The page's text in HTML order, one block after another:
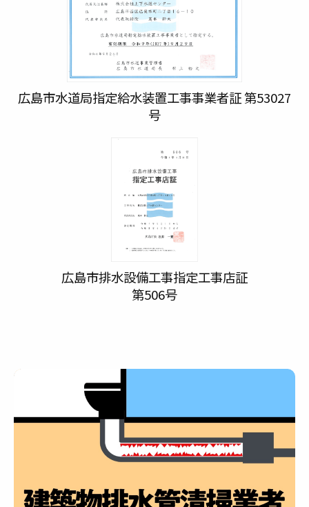
広島市水道局指定給水装置工事事業者証 第53027
号
広島市排水設備工事指定工事店証
第506号